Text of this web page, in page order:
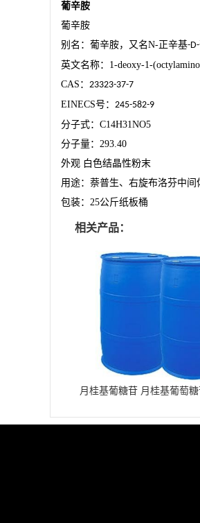
葡辛胺
葡辛胺
别名：葡辛胺，又名N-正辛基-D-
英文名称： 1-deoxy-1-
CAS ： 23323-37-7
EINECS号： 245-582-9
分子式： C14H31NO5
分子量： 293.40
外观 白色结晶性粉末
用途：萘普生、右旋布洛芬中间
包装： 25公斤纸板桶
相关产品：
月桂基葡糖苷 月桂基葡萄